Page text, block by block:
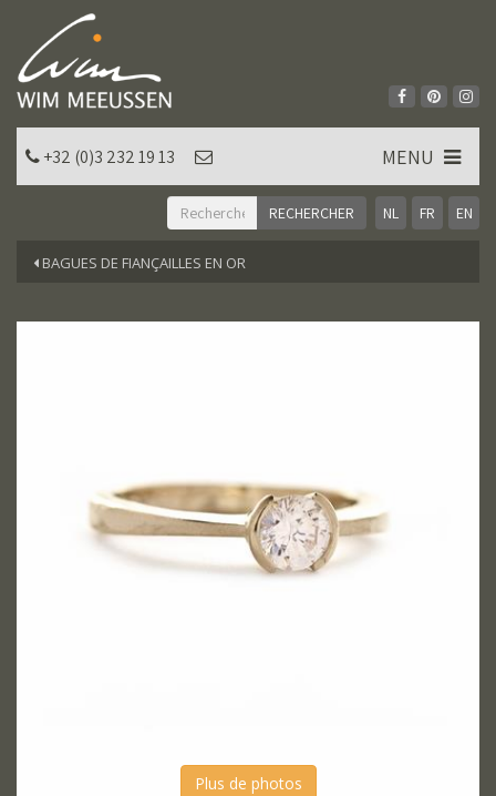
NL FR EN
+32 (0)3 232 19 13 MENU
BAGUES DE FIANÇAILLES EN OR
Plus de photos